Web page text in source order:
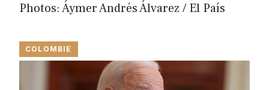
Photos: Áymer Andrés Álvarez / El País
COLOMBIE